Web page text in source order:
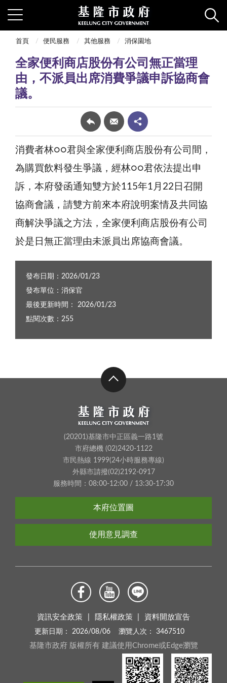
首頁 便民服務 其他服務 消保園地
全家便利商店股份有公司無正當理
由，不派員出席消費爭議申訴協商會
議。
消費者林○○君與全家便利商店股份有公司間，
為購買飲料發生爭議，經林○○君依法提出申
訴，本府發函通知雙方於115年1 月 22 日召開
協商會議，請雙方前來本府說明案情及共同協
商解決爭議之方法，全家便利商店股份有公司
於是日無正當理由未派員出席協商會議。
發布日期：2026/01/23
發布單位：消保官
最後更新時間： 2026/01/23
點閱次數：255
(20201)基隆市中正區義一路1號
市府總機 (02)2420-1122
市民熱線 1999(24小時服務專線)
外縣市請撥(02)2192-0917
服務時間：08:00-12:00 / 13:30-17:30
本府位置圖
使用意見調查
資訊安全政策 隱私權政策 資料開放宣告
更新日期： 2026/08/06 瀏覽人次： 3467510
基隆市政府 版權所有 建議使用Chrome或Edge瀏覽